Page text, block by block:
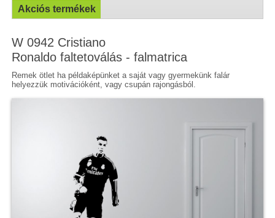
Akciós termékek
W 0942 Cristiano
Ronaldo faltetoválás - falmatrica
Remek ötlet ha példaképünket a saját vagy gyermekünk falár
helyezzük motivációként, vagy csupán rajongásból.